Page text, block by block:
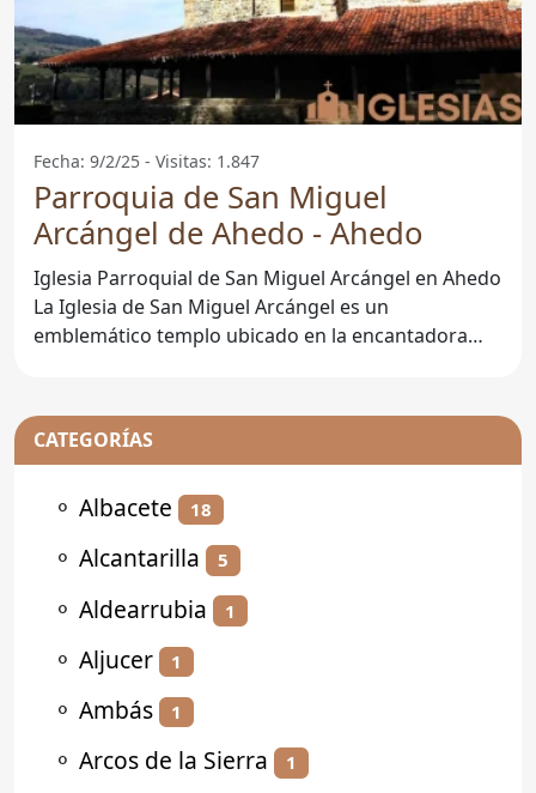
Fecha: 9/2/25 - Visitas: 1.847
Parroquia de San Miguel
Arcángel de Ahedo - Ahedo
Iglesia Parroquial de San Miguel Arcángel en Ahedo
La Iglesia de San Miguel Arcángel es un
emblemático templo ubicado en la encantadora
CATEGORÍAS
⚬ Albacete 18
⚬ Alcantarilla 5
⚬ Aldearrubia 1
⚬ Aljucer 1
⚬ Ambás 1
⚬ Arcos de la Sierra 1